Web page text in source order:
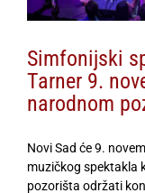
Simfonijski
Tarner 9.
narodnom
Novi Sad će 9.
muzičkog spektakla
pozorišta održati